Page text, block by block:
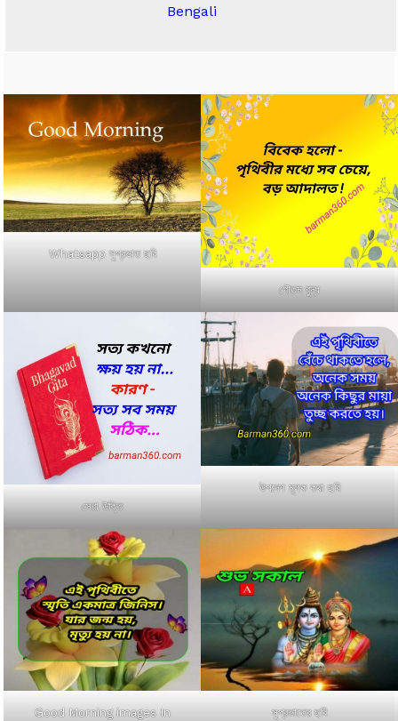
Bengali
Whatsapp সুপ্রভাত ছবি
গৌতম বুদ্ধ
সেরা উক্তি
উপদেশ মূলক কথা ছবি
Good Morning images In
সুপ্রভাতের ছবি